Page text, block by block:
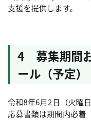
支援を提供します。
4 募集期間
ール（予定）
令和8年6月2日（火曜
応募書類は期間内必着